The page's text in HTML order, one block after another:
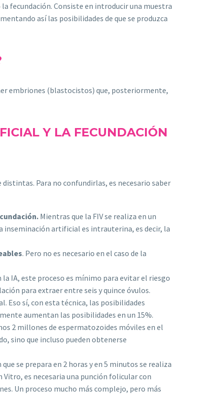
fecundación. Consiste en introducir una muestra
así las posibilidades de que se produzca
embriones (blastocistos) que, posteriormente,
Y LA FECUNDACIÓN
Para no confundirlas, es necesario saber
Mientras que la FIV se realiza en un
artificial es intrauterina, es decir, la
. Pero no es necesario en el caso de la
la IA, este proceso es mínimo para evitar el riesgo
para extraer entre seis y quince óvulos.
Eso sí, con esta técnica, las posibilidades
aumentan las posibilidades en un 15%.
2 millones de espermatozoides móviles en el
sino que incluso pueden obtenerse
se prepara en 2 horas y en 5 minutos se realiza
es necesaria una punción folicular con
Un proceso mucho más complejo, pero más